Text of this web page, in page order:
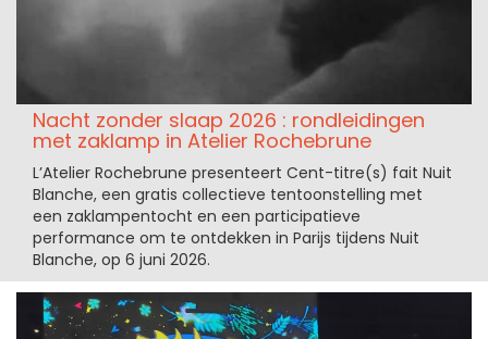
Nacht zonder slaap 2026 : rondleidingen
met zaklamp in Atelier Rochebrune
L’Atelier Rochebrune presenteert Cent-titre(s) fait Nuit
Blanche, een gratis collectieve tentoonstelling met
een zaklampentocht en een participatieve
performance om te ontdekken in Parijs tijdens Nuit
Blanche, op 6 juni 2026.